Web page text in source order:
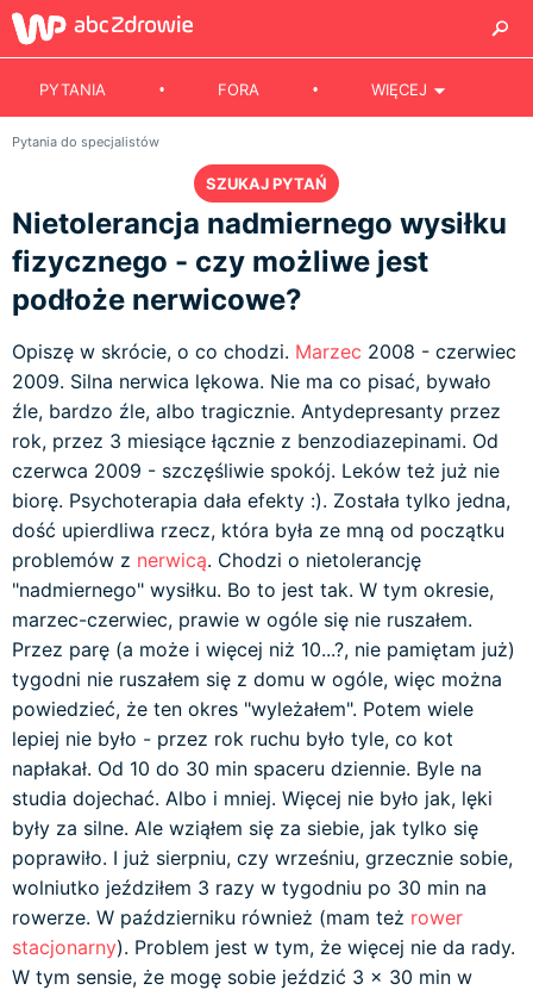
PYTANIA FORA WIĘCEJ
Pytania do specjalistów
SZUKAJ PYTAŃ
Nietolerancja nadmiernego wysiłku
fizycznego - czy możliwe jest
podłoże nerwicowe?
Opiszę w skrócie, o co chodzi. Marzec 2008 - czerwiec
2009. Silna nerwica lękowa. Nie ma co pisać, bywało
źle, bardzo źle, albo tragicznie. Antydepresanty przez
rok, przez 3 miesiące łącznie z benzodiazepinami. Od
czerwca 2009 - szczęśliwie spokój. Leków też już nie
biorę. Psychoterapia dała efekty :). Została tylko jedna,
dość upierdliwa rzecz, która była ze mną od początku
problemów z nerwicą. Chodzi o nietolerancję
"nadmiernego" wysiłku. Bo to jest tak. W tym okresie,
marzec-czerwiec, prawie w ogóle się nie ruszałem.
Przez parę (a może i więcej niż 10...?, nie pamiętam już)
tygodni nie ruszałem się z domu w ogóle, więc można
powiedzieć, że ten okres "wyleżałem". Potem wiele
lepiej nie było - przez rok ruchu było tyle, co kot
napłakał. Od 10 do 30 min spaceru dziennie. Byle na
studia dojechać. Albo i mniej. Więcej nie było jak, lęki
były za silne. Ale wziąłem się za siebie, jak tylko się
poprawiło. I już sierpniu, czy wrześniu, grzecznie sobie,
wolniutko jeździłem 3 razy w tygodniu po 30 min na
rowerze. W październiku również (mam też rower
stacjonarny). Problem jest w tym, że więcej nie da rady.
W tym sensie, że mogę sobie jeździć 3 x 30 min w